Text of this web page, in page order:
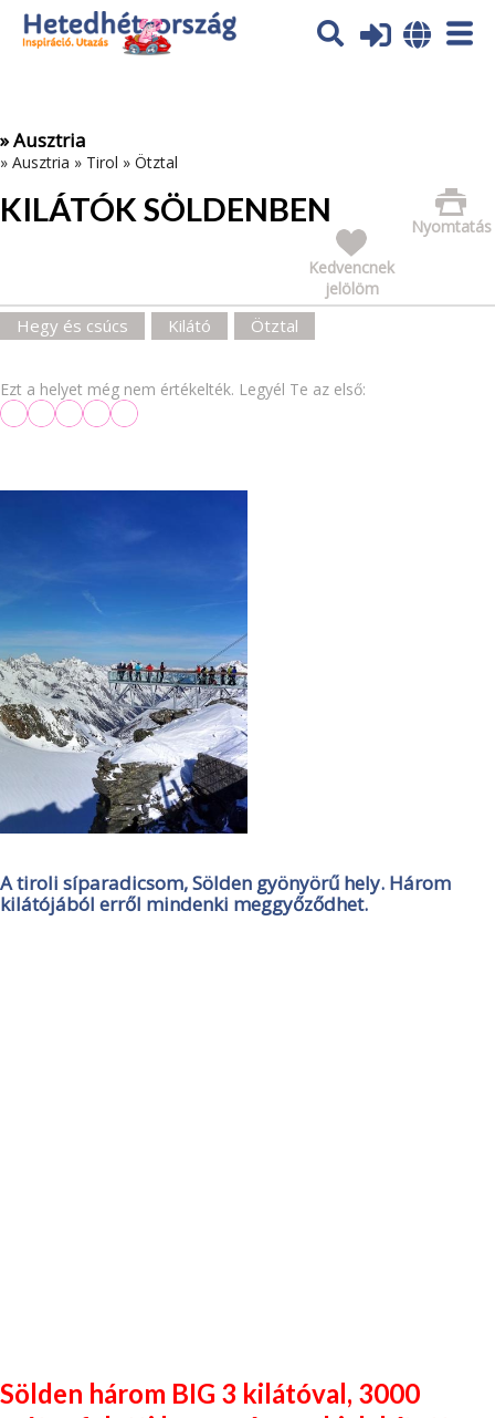
Az oldal sütiket (cookies) használ. További tájékoztatás itt:
Adatvédelmi tájékoztató
» Ausztria
» Ausztria » Tirol » Ötztal
KILÁTÓK SÖLDENBEN
Nyomtatás
Kedvencnek
jelölöm
Hegy és csúcs Kilátó Ötztal
Ezt a helyet még nem értékelték. Legyél Te az első:
A tiroli síparadicsom, Sölden gyönyörű hely. Három
kilátójából erről mindenki meggyőződhet.
Sölden három BIG 3 kilátóval, 3000